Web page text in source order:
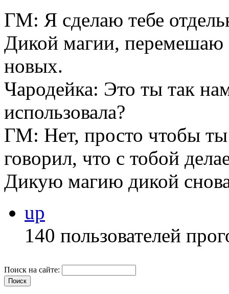
ГМ: Я сделаю тебе
Дикой магии,
новых.
Чародейка: Это ты так
использовала?
ГМ: Нет, просто чтобы ты
говорил, что с тобой
Дикую магию дикой
up
140 пользователей
Поиск на сайте: